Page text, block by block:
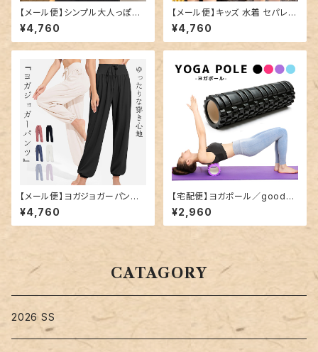
【メール便】シンプル大人っぽシ
ャツ／tops1647
¥4,760
【メール便】キッズ 水着 セパレー
ト 女の子 トップス／kids590
¥4,760
【メール便】ヨガジョガーパンツ
／yoga202
¥4,760
【宅配便】ヨガポール／goods0
25
¥2,960
CATAGORY
2026 SS